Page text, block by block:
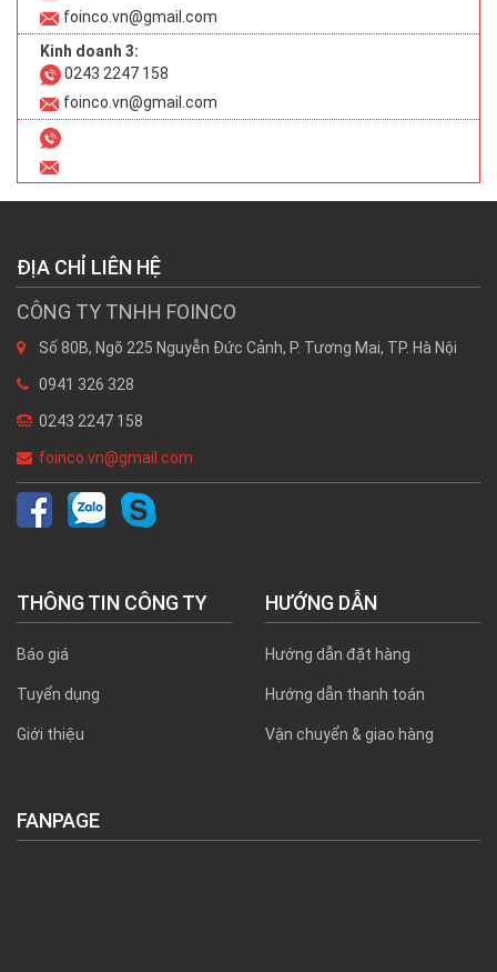
foinco.vn@gmail.com
Kinh doanh 3:
0243 2247 158
foinco.vn@gmail.com
ĐỊA CHỈ LIÊN HỆ
CÔNG TY TNHH FOINCO
Số 80B, Ngõ 225 Nguyễn Đức Cảnh, P. Tương Mai, TP. Hà Nội
0941 326 328
0243 2247 158
foinco.vn@gmail.com
THÔNG TIN CÔNG TY
Báo giá
Tuyển dụng
Giới thiệu
HƯỚNG DẪN
Hướng dẫn đặt hàng
Hướng dẫn thanh toán
Vận chuyển & giao hàng
FANPAGE